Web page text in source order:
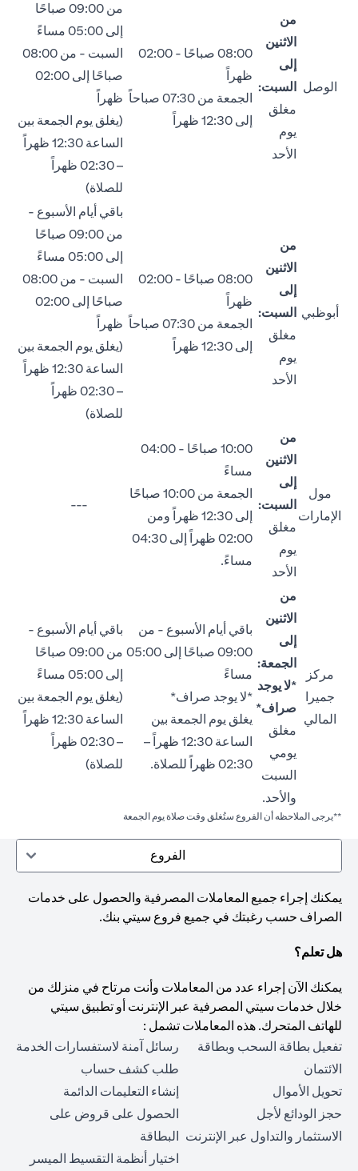
الوصل
من
الاثنين
إلى
السبت:
مغلق
يوم
الأحد
08:00 صباحًا - 02:00
ظهراً
الجمعة من 07:30 صباحاً
إلى 12:30 ظهراً
من 09:00 صباحًا
إلى 05:00 مساءً
السبت - من 08:00
صباحًا إلى 02:00
ظهراً
(يغلق يوم الجمعة بين
الساعة 12:30 ظهراً
– 02:30 ظهراً
للصلاة)
أبوظبي
من
الاثنين
إلى
السبت:
مغلق
يوم
الأحد
08:00 صباحًا - 02:00
ظهراً
الجمعة من 07:30 صباحاً
إلى 12:30 ظهراً
باقي أيام الأسبوع -
من 09:00 صباحًا
إلى 05:00 مساءً
السبت - من 08:00
صباحًا إلى 02:00
ظهراً
(يغلق يوم الجمعة بين
الساعة 12:30 ظهراً
– 02:30 ظهراً
للصلاة)
مول
الإمارات
من
الاثنين
إلى
السبت:
مغلق
يوم
الأحد
10:00 صباحًا - 04:00
مساءً
الجمعة من 10:00 صباحًا
إلى 12:30 ظهراً ومن
02:00 ظهراً إلى 04:30
مساءً.
---
مركز
جميرا
المالي
من
الاثنين
إلى
الجمعة:
*لا يوجد
صراف*
مغلق
يومي
السبت
والأحد.
باقي أيام الأسبوع - من
09:00 صباحًا إلى 05:00
مساءً
*لا يوجد صراف*
يغلق يوم الجمعة بين
الساعة 12:30 ظهراً –
02:30 ظهراً للصلاة.
باقي أيام الأسبوع -
من 09:00 صباحًا
إلى 05:00 مساءً
(يغلق يوم الجمعة بين
الساعة 12:30 ظهراً
– 02:30 ظهراً
للصلاة)
**يرجى الملاحظه أن الفروع ستُغلق وقت صلاة يوم الجمعة
الفروع
يمكنك إجراء جميع المعاملات المصرفية والحصول على خدمات
الصراف حسب رغبتك في جميع فروع سيتي بنك.
هل تعلم؟
يمكنك الآن إجراء عدد من المعاملات وأنت مرتاح في منزلك من
خلال خدمات سيتي المصرفية عبر الإنترنت أو تطبيق سيتي
للهاتف المتحرك. هذه المعاملات تشمل :
تفعيل بطاقة السحب وبطاقة
الائتمان
تحويل الأموال
حجز الودائع لأجل
الاستثمار والتداول عبر الإنترنت
رسائل آمنة لاستفسارات الخدمة
طلب كشف حساب
إنشاء التعليمات الدائمة
الحصول على قروض على
البطاقة
اختيار أنظمة التقسيط الميسر